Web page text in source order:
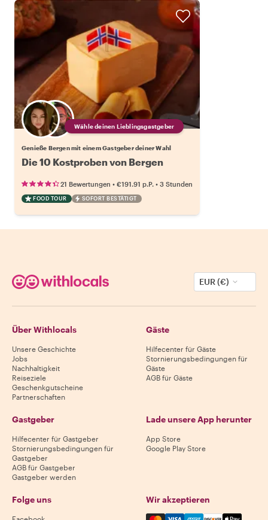
Wähle deinen Lieblingsgastgeber
Genieße Bergen mit einem Gastgeber deiner Wahl
Die 10 Kostproben von Bergen
21 Bewertungen • €191.91 p.P. • 3 Stunden
FOOD TOUR SOFORT BESTÄTIGT
EUR (€)
Über Withlocals
Unsere Geschichte
Jobs
Nachhaltigkeit
Reiseziele
Geschenkgutscheine
Partnerschaften
Gäste
Hilfecenter für Gäste
Stornierungsbedingungen für
Gäste
AGB für Gäste
Gastgeber
Hilfecenter für Gastgeber
Stornierungsbedingungen für
Gastgeber
AGB für Gastgeber
Gastgeber werden
Lade unsere App herunter
App Store
Google Play Store
Folge uns Wir akzeptieren
Mastercard, Visa, Amex,